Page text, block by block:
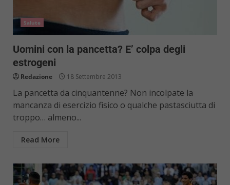
Salute
Uomini con la pancetta? E’ colpa degli
estrogeni
Redazione 18 Settembre 2013
La pancetta da cinquantenne? Non incolpate la
mancanza di esercizio fisico o qualche pastasciutta di
troppo… almeno...
Read More